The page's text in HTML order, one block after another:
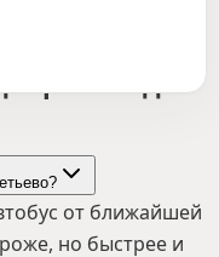
до
от ближайшей
но быстрее и